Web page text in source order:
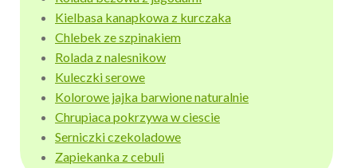
Kielbasa kanapkowa z kurczaka
Chlebek ze szpinakiem
Rolada z nalesnikow
Kuleczki serowe
Kolorowe jajka barwione naturalnie
Chrupiaca pokrzywa w ciescie
Serniczki czekoladowe
Zapiekanka z cebuli